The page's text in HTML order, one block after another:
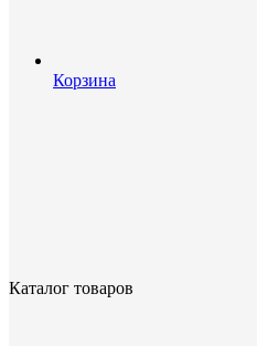
Корзина
Каталог товаров